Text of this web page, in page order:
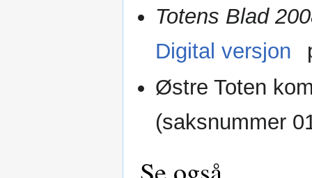
Totens Blad
Digital versjon
Østre Toten
(saksnummer